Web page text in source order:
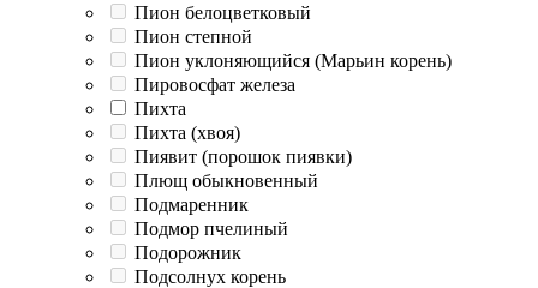
Пион белоцветковый
Пион степной
Пион уклоняющийся (Марьин корень)
Пировосфат железа
Пихта
Пихта (хвоя)
Пиявит (порошок пиявки)
Плющ обыкновенный
Подмаренник
Подмор пчелиный
Подорожник
Подсолнух корень